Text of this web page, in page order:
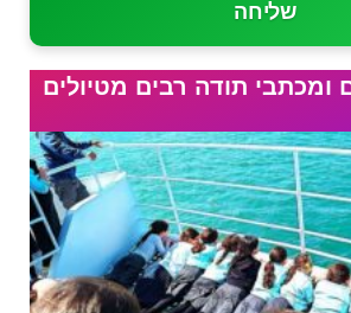
שליחה
ומכתבי תודה רבים מטיולים